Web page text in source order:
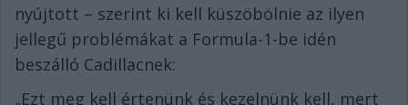
nyújtott – szerint ki kell küszöbölnie az ilyen
jellegű problémákat a Formula-1-be idén
beszálló Cadillacnek:
„Ezt meg kell értenünk és kezelnünk kell, mert